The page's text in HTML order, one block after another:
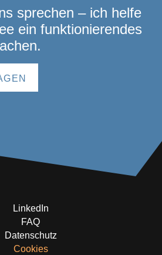
sprechen – ich helfe
ein funktionierendes
LinkedIn
FAQ
Datenschutz
Cookies